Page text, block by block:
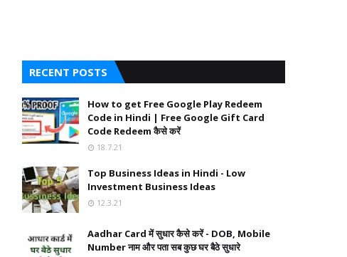
RECENT POSTS
How to get Free Google Play Redeem
Code in Hindi | Free Google Gift Card
Code Redeem कैसे करें
18.7.21
Top Business Ideas in Hindi - Low
Investment Business Ideas
12.3.21
Aadhar Card में सुधार कैसे करें - DOB, Mobile
Number नाम और पता सब कुछ घर बैठे सुधारे